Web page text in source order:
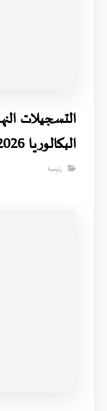
التسجيلات
البكالوريا 2026
رئيسية